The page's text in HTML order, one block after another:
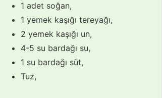
1 adet soğan,
1 yemek kaşığı tereyağı,
2 yemek kaşığı un,
4-5 su bardağı su,
1 su bardağı süt,
Tuz,